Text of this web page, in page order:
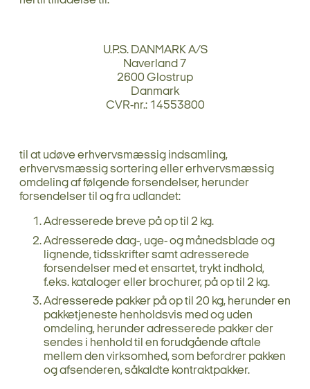
U.P.S. DANMARK A/S
Naverland 7
2600 Glostrup
Danmark
CVR-nr.: 14553800
til at udøve erhvervsmæssig indsamling,
erhvervsmæssig sortering eller erhvervsmæssig
omdeling af følgende forsendelser, herunder
forsendelser til og fra udlandet:
Adresserede breve på op til 2 kg.
Adresserede dag-, uge- og månedsblade og
lignende, tidsskrifter samt adresserede
forsendelser med et ensartet, trykt indhold,
f.eks. kataloger eller brochurer, på op til 2 kg.
Adresserede pakker på op til 20 kg, herunder en
pakketjeneste henholdsvis med og uden
omdeling, herunder adresserede pakker der
sendes i henhold til en forudgående aftale
mellem den virksomhed, som befordrer pakken
og afsenderen, såkaldte kontraktpakker.